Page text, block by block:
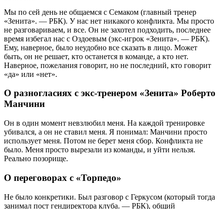
Мы по сей день не общаемся с Семаком (главный тренер
«Зенита». — РБК). У нас нет никакого конфликта. Мы просто
не разговариваем, и все. Он не захотел подходить, последнее
время избегал нас с Оздоевым (экс-игрок «Зенита». — РБК).
Ему, наверное, было неудобно все сказать в лицо. Может
быть, он не решает, кто останется в команде, а кто нет.
Наверное, пожелания говорит, но не последний, кто говорит
«да» или «нет».
О разногласиях с экс-тренером «Зенита» Роберто
Манчини
Он в один момент невзлюбил меня. На каждой тренировке
убивался, а он не ставил меня. Я понимал: Манчини просто
использует меня. Потом не берет меня сбор. Конфликта не
было. Меня просто вырезали из команды, и уйти нельзя.
Реально позорище.
О переговорах с «Торпедо»
Не было конкретики. Был разговор с Геркусом (который тогда
занимал пост гендиректора клуба. — РБК), общий